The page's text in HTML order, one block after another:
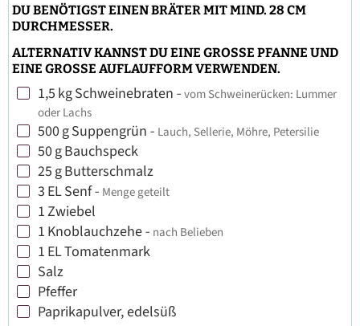
DU BENÖTIGST EINEN BRÄTER MIT MIND. 28 CM
DURCHMESSER.
ALTERNATIV KANNST DU EINE GROSSE PFANNE UND
EINE GROSSE AUFLAUFFORM VERWENDEN.
▢
1,5 kgSchweinebraten - vom Schweinerücken: Lummer
oder Lachs
▢
500gSuppengrün - Lauch, Sellerie, Möhre, Petersilie
▢
50gBauchspeck
▢
25 gButterschmalz
▢
3 ELSenf- Menge geteilt
▢
1Zwiebel
▢
1 Knoblauchzehe - nach Belieben
▢
1 ELTomatenmark
▢
Salz
▢
Pfeffer
▢
Paprikapulver, edelsüß